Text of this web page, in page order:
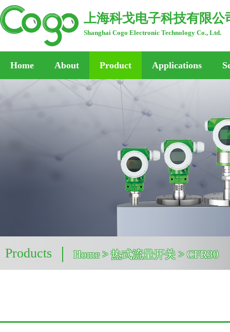
上海科戈电子科技有限公
Shanghai Cogo Electronic Technology Co., Ltd.
Home About Product Applications
Products Home> 热式流量开关 > CFR30